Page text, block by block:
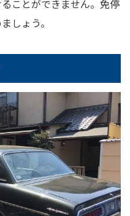
ことができません。免停
しょう。